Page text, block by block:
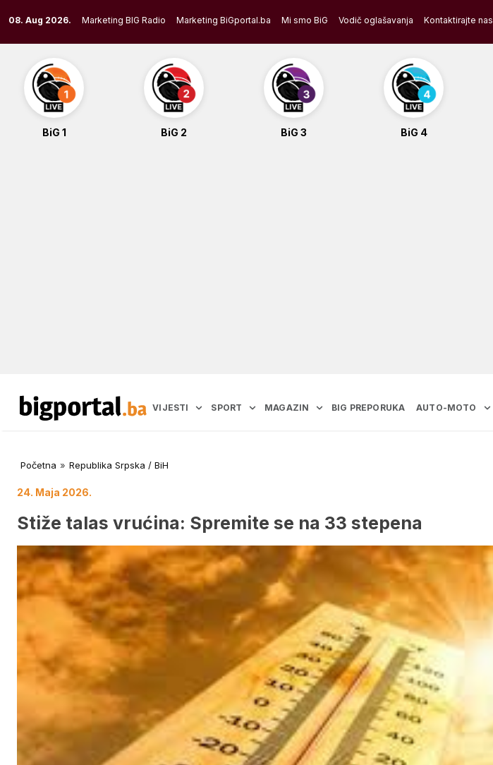
to
content
08. Aug 2026. Marketing BIG Radio Marketing BiGportal.ba Mi smo BiG Vodič oglašavanja Kontaktirajte nas
BiG 1 BiG 2 BiG 3 BiG 4
VIJESTI SPORT MAGAZIN BIG PREPORUKA AUTO-MOTO
Početna » Republika Srpska / BiH
24. Maja 2026.
Stiže talas vrućina: Spremite se na 33 stepena